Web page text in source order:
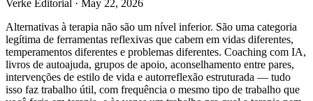
Verke Editorial · May 22, 2026
Alternativas à terapia não são um nível inferior. São uma categoria
legítima de ferramentas reflexivas que cabem em vidas diferentes,
temperamentos diferentes e problemas diferentes. Coaching com IA,
livros de autoajuda, grupos de apoio, aconselhamento entre pares,
intervenções de estilo de vida e autorreflexão estruturada — tudo
isso faz trabalho útil, com frequência o mesmo tipo de trabalho que